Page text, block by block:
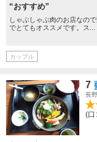
“おすすめ”
しゃぶしゃぶ肉のお店なの
でとてもオススメです。ス...
カップル
7
長
(口